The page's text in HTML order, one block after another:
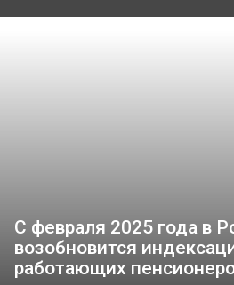
С февраля 2025 года в
возобновится
работающих